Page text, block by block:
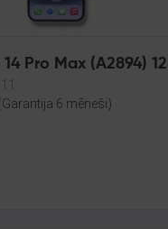
Pro Max (A2894)
6 mēneši)